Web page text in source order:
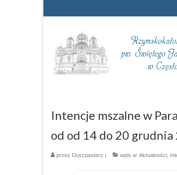
Intencje mszalne w
od od 14 do 20 grudnia
przez Duszpasterz wpis w: Aktualności